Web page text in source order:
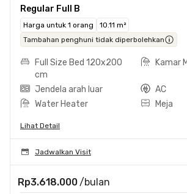
Regular Full B
Harga untuk 1 orang
10.11 m²
Tambahan penghuni tidak diperbolehkan
Full Size Bed 120x200
cm
Kamar
Jendela arah luar
AC
Water Heater
Meja
Lihat Detail
Jadwalkan Visit
Rp3.618.000 /bulan